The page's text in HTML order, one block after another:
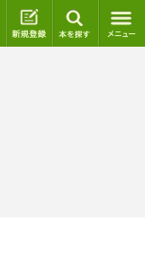
ログイン 新規登録